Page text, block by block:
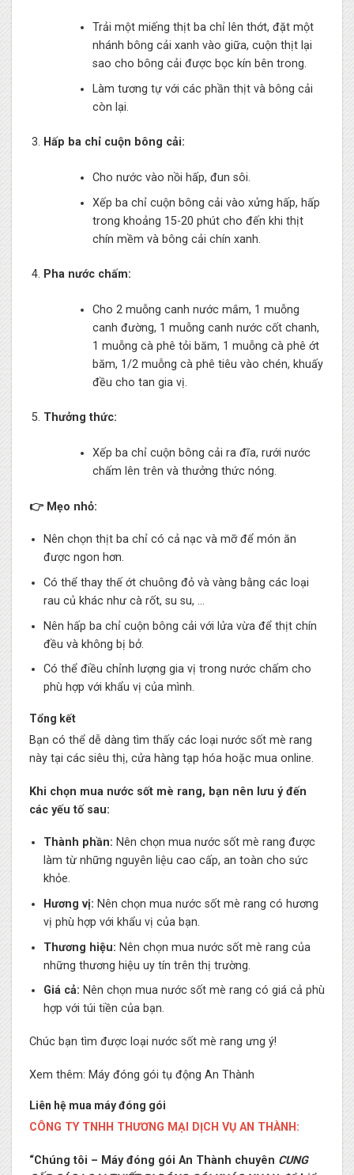
Trải một miếng thịt ba chỉ lên thớt, đặt một
nhánh bông cải xanh vào giữa, cuộn thịt lại
sao cho bông cải được bọc kín bên trong.
Làm tương tự với các phần thịt và bông cải
còn lại.
Hấp ba chỉ cuộn bông cải:
Cho nước vào nồi hấp, đun sôi.
Xếp ba chỉ cuộn bông cải vào xửng hấp, hấp
trong khoảng 15-20 phút cho đến khi thịt
chín mềm và bông cải chín xanh.
Pha nước chấm:
Cho 2 muỗng canh nước mắm, 1 muỗng
canh đường, 1 muỗng canh nước cốt chanh,
1 muỗng cà phê tỏi băm, 1 muỗng cà phê ớt
băm, 1/2 muỗng cà phê tiêu vào chén, khuấy
đều cho tan gia vị.
Thưởng thức:
Xếp ba chỉ cuộn bông cải ra đĩa, rưới nước
chấm lên trên và thưởng thức nóng.
👉 Mẹo nhỏ:
Nên chọn thịt ba chỉ có cả nạc và mỡ để món ăn
được ngon hơn.
Có thể thay thế ớt chuông đỏ và vàng bằng các loại
rau củ khác như cà rốt, su su, …
Nên hấp ba chỉ cuộn bông cải với lửa vừa để thịt chín
đều và không bị bở.
Có thể điều chỉnh lượng gia vị trong nước chấm cho
phù hợp với khẩu vị của mình.
Tổng kết
Bạn có thể dễ dàng tìm thấy các loại nước sốt mè rang
này tại các siêu thị, cửa hàng tạp hóa hoặc mua online.
Khi chọn mua nước sốt mè rang, bạn nên lưu ý đến
các yếu tố sau:
Thành phần: Nên chọn mua nước sốt mè rang được
làm từ những nguyên liệu cao cấp, an toàn cho sức
khỏe.
Hương vị: Nên chọn mua nước sốt mè rang có hương
vị phù hợp với khẩu vị của bạn.
Thương hiệu: Nên chọn mua nước sốt mè rang của
những thương hiệu uy tín trên thị trường.
Giá cả: Nên chọn mua nước sốt mè rang có giá cả phù
hợp với túi tiền của bạn.
Chúc bạn tìm được loại nước sốt mè rang ưng ý!
Xem thêm: Máy đóng gói tụ động An Thành
Liên hệ mua máy đóng gói
CÔNG TY TNHH THƯƠNG MẠI DỊCH VỤ AN THÀNH:
“Chúng tôi – Máy đóng gói An Thành chuyên CUNG